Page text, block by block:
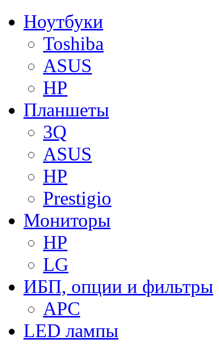
Ноутбуки
Toshiba
ASUS
HP
Планшеты
3Q
ASUS
HP
Prestigio
Мониторы
HP
LG
ИБП, опции и фильтры
APC
LED лампы